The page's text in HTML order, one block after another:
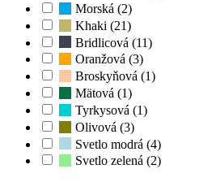
Morská (2)
Khaki (21)
Bridlicová (11)
Oranžová (3)
Broskyňová (1)
Mätová (1)
Tyrkysová (1)
Olivová (3)
Svetlo modrá (4)
Svetlo zelená (2)